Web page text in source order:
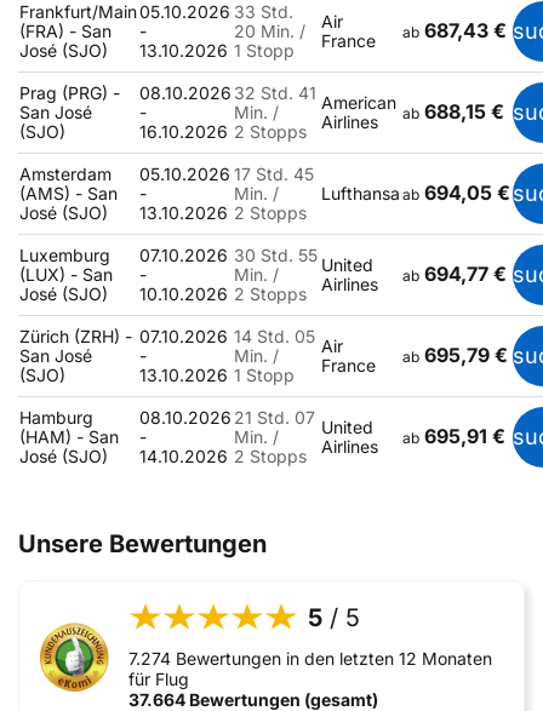
Frankfurt/Main
(FRA) - San
José (SJO)
05.10.2026
-
13.10.2026
33 Std.
20 Min. /
1 Stopp
Air
France
ab 687,43 €
Prag (PRG) -
San José
(SJO)
08.10.2026
-
16.10.2026
32 Std. 41
Min. /
2 Stopps
American
Airlines
ab 688,15 €
Amsterdam
(AMS) - San
José (SJO)
05.10.2026
-
13.10.2026
17 Std. 45
Min. /
2 Stopps
Lufthansa ab 694,05 €
Luxemburg
(LUX) - San
José (SJO)
07.10.2026
-
10.10.2026
30 Std. 55
Min. /
2 Stopps
United
Airlines
ab 694,77 €
Zürich (ZRH) -
San José
(SJO)
07.10.2026
-
13.10.2026
14 Std. 05
Min. /
1 Stopp
Air
France
ab 695,79 €
Hamburg
(HAM) - San
José (SJO)
08.10.2026
-
14.10.2026
21 Std. 07
Min. /
2 Stopps
United
Airlines
ab 695,91 €
Unsere Bewertungen
5 / 5
7.274 Bewertungen in den letzten 12 Monaten
für Flug
37.664 Bewertungen (gesamt)